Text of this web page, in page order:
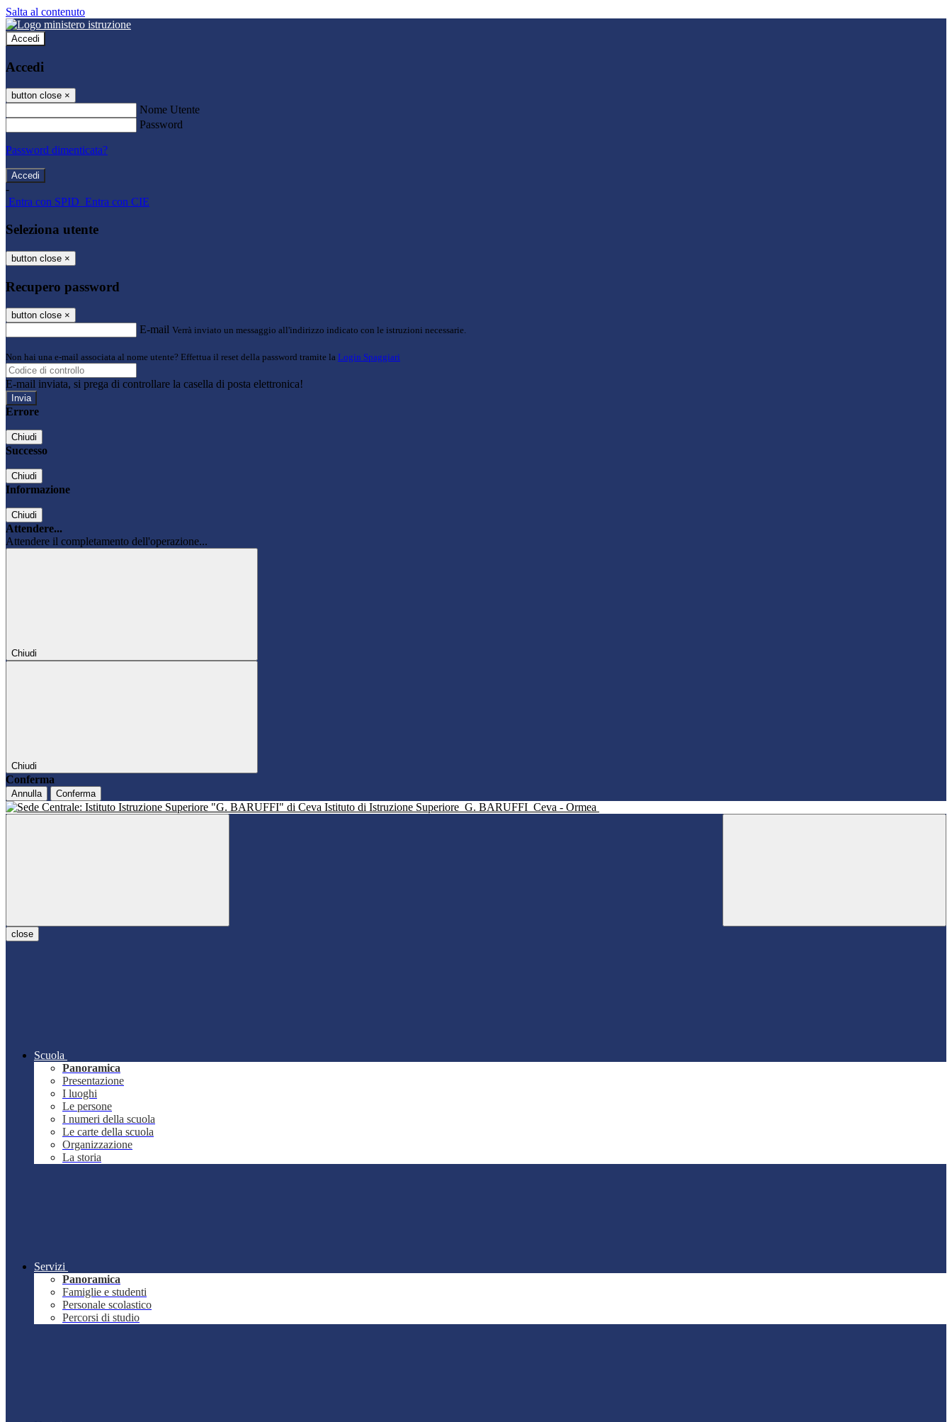
Salta al contenuto
Accedi
Accedi
button close ×
Nome Utente
Password
Password dimenticata?
-
Entra con SPID Entra con CIE
Seleziona utente
button close ×
Recupero password
button close ×
E-mail Verrà inviato un messaggio all'indirizzo indicato con le istruzioni necessarie.
Non hai una e-mail associata al nome utente? Effettua il reset della password tramite la Login Spaggiari
E-mail inviata, si prega di controllare la casella di posta elettronica!
Errore
Chiudi
Successo
Chiudi
Informazione
Chiudi
Attendere...
Attendere il completamento dell'operazione...
Chiudi
Chiudi
Conferma
Annulla Conferma
Istituto di Istruzione Superiore G. BARUFFI Ceva - Ormea
close
Scuola
Panoramica
Presentazione
I luoghi
Le persone
I numeri della scuola
Le carte della scuola
Organizzazione
La storia
Servizi
Panoramica
Famiglie e studenti
Personale scolastico
Percorsi di studio